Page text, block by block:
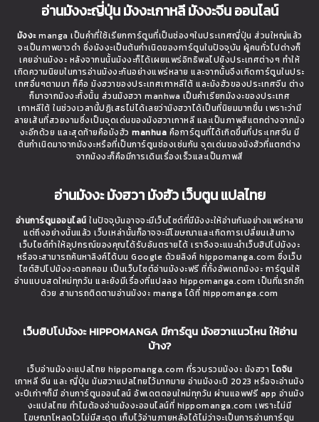
อ่านมังงะญี่ปุ่น มังงะเกาหลี มังงะจีน ออนไลน์
มังงะmanga เป็นคำที่ใช้เรียกการ์ตูนที่เป็นช่องๆในประเทศญี่ปุ่น ส่วนใหญ่แล้ว
จะเป็นภาพขาวดำ ซึ่งมังงะเป็นต้นกำเนิดของการ์ตูนในปัจจุบัน ผู้คนทั่วไปต่างก็
เคยอ่านมังงะ หลังจากนนั้นมังงะก็ได้เผยแพร่อิทธิพลไปยังประเทศต่างๆ ทำให้
เกิดความนิยมในการอ่านมังงะกันอย่างแพร่หลาย และจากนั้นจึงเกิดการ์ตูนในประ
เทศอื่นๆตามมา ก็คือ มังฮวาของประเทศเกาหลีใต้ และมังฮัวของประเทศจีน ต่าง
ก็มาจากมังงะทั้งนั้น ส่วนมังฮวา manhwa เป็นคำเรียกมังงะของประเทศ
เกาหลีใต้ ในช่วงเวลานี้ปฏิเสธไม่ได้เลยว่ามังฮวาได้เป็นที่นิยมมากขึ้น เพราะว่ามี
ลายเส้นที่สวยงามซึ่งเป็นจุดเด่นของมังฮวาเกาหลี และเป็นภาพสีแตกต่างจากมัง
งะอีกด้วย และสุดท้ายคือมังฮัว manhua คือการ์ตูนที่ได้เกิดขึ้นที่ประเทศจีน มี
ต้นกำเนิดมาจากมังงะหรือที่เป็นการ์ตูนช่องเช่นกัน จุดเด่นของมังฮัวที่แตกต่าง
จากมังงะก็คือมีการเดินเรื่องเร็วและเป็นภาพสี
อ่านมังงะ มังฮวา มังฮัว เว็บตูน แปลไทย
อ่านการ์ตูนออนไลน์ ในปัจจุบันอาจจะมีเว็บไซต์ที่มีมังงะให้อ่านกันอย่างแพร่หลาย
แต่ถึงอย่างนั้นแล้ว เว็บเหล่านั้นก็อาจจะมีโฆษณาและเกิดการเปลี่ยนเส้นทาง
เว็บไซต์ทำให้อุปกรณ์ของคุณได้รับอันตรายได้ เราจึงจะแนะนำเว็บฮิปโปมังงะ
หรือจะสามารถค้นหาลิงค์ได้บน Google ด้วยลิงค์ hippomanga.com ซึ่งเว็บ
ไซต์ฮิปโปมังงะดอทคอม เป็นเว็บไซต์อ่านมังงะฟรี ที่ทั้งอัพเดทมังงะ การ์ตูนให้
อ่านแบบสดใหม่ทุกวัน และยังมีเรื่องที่แปลลง hippomanga.com เป็นที่แรกอีก
ด้วย สามารถติดตามอ่านมังงะ manga ได้ที่ hippomanga.com
เว็บฮิปโปมังงะ HIPPOMANGA มีการ์ตูน มังฮวาแนวไหน ให้อ่าน
บ้าง?
เว็บอ่านมังงะแปลไทย hippomanga.com ที่รวบรวมมังงะ มังฮวา โดจิน
เกาหลี จีน และ ญี่ปุ่น มันฮวาแปลไทยไว้มากมาย อ่านมังงะปี 2023 หรือจะอ่านมัง
งะปีเก่าๆก็มี อ่านการ์ตูนออนไลน์ อัพเดตตอนใหม่ทุกวัน ผ่านแอพฟรี app อ่านมัง
งะแปลไทย ทำไมต้องอ่านมังงะออนไลน์ที่ hippomanga.com เพราะไม่มี
โฆษณาโหลดไวไม่มีสะดุด เก็บไว้อ่านภายหลังได้ไม่ว่าจะเป็นการอ่านการ์ตูน